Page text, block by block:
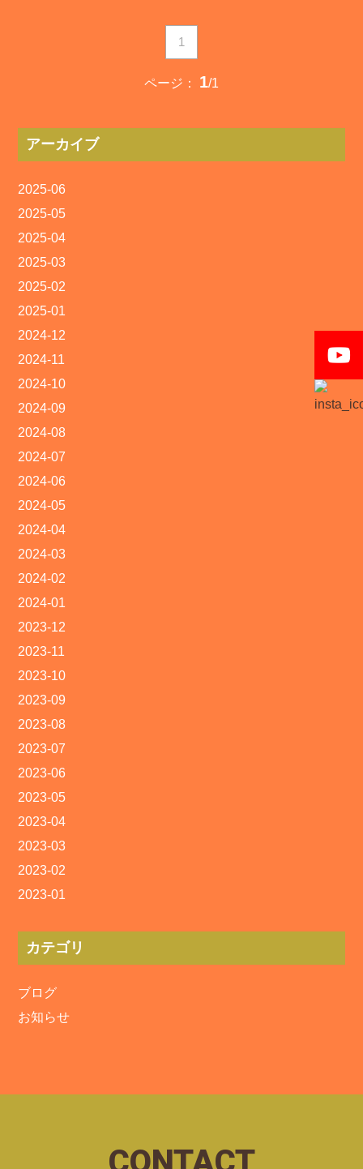
1
ページ： 1/1
アーカイブ
2025-06
2025-05
2025-04
2025-03
2025-02
2025-01
2024-12
2024-11
2024-10
2024-09
2024-08
2024-07
2024-06
2024-05
2024-04
2024-03
2024-02
2024-01
2023-12
2023-11
2023-10
2023-09
2023-08
2023-07
2023-06
2023-05
2023-04
2023-03
2023-02
2023-01
カテゴリ
ブログ
お知らせ